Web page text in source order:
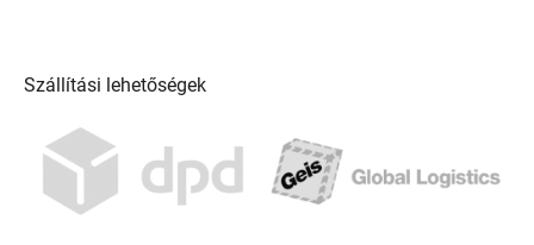
Szállítási lehetőségek